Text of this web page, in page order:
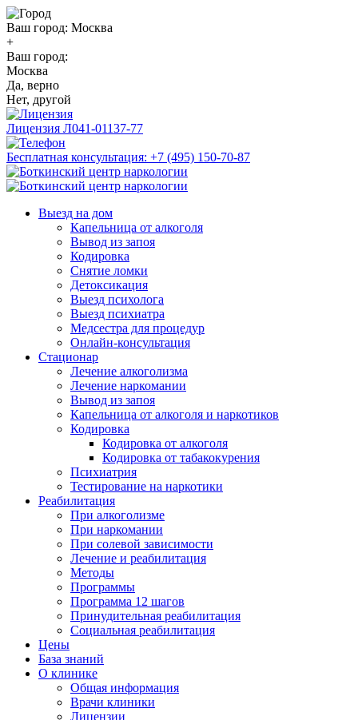
Ваш город: Москва
+
Ваш город:
Москва
Да, верно
Нет, другой
Лицензия Л041-01137-77
Бесплатная консультация: +7 (495) 150-70-87
Выезд на дом
Капельница от алкоголя
Вывод из запоя
Кодировка
Снятие ломки
Детоксикация
Выезд психолога
Выезд психиатра
Медсестра для процедур
Онлайн-консультация
Стационар
Лечение алкоголизма
Лечение наркомании
Вывод из запоя
Капельница от алкоголя и наркотиков
Кодировка
Кодировка от алкоголя
Кодировка от табакокурения
Психиатрия
Тестирование на наркотики
Реабилитация
При алкоголизме
При наркомании
При солевой зависимости
Лечение и реабилитация
Методы
Программы
Программа 12 шагов
Принудительная реабилитация
Социальная реабилитация
Цены
База знаний
О клинике
Общая информация
Врачи клиники
Лицензии